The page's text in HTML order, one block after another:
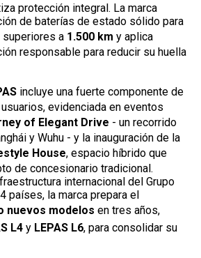
protección integral. La marca
de baterías de estado sólido para
superiores a 1.500 km y aplica
responsable para reducir su huella
incluye una fuerte componente de
evidenciada en eventos
of Elegant Drive - un recorrido
y Wuhu - y la inauguración de la
House, espacio híbrido que
de concesionario tradicional.
internacional del Grupo
países, la marca prepara el
nuevos modelos en tres años,
L4 y LEPAS L6, para consolidar su